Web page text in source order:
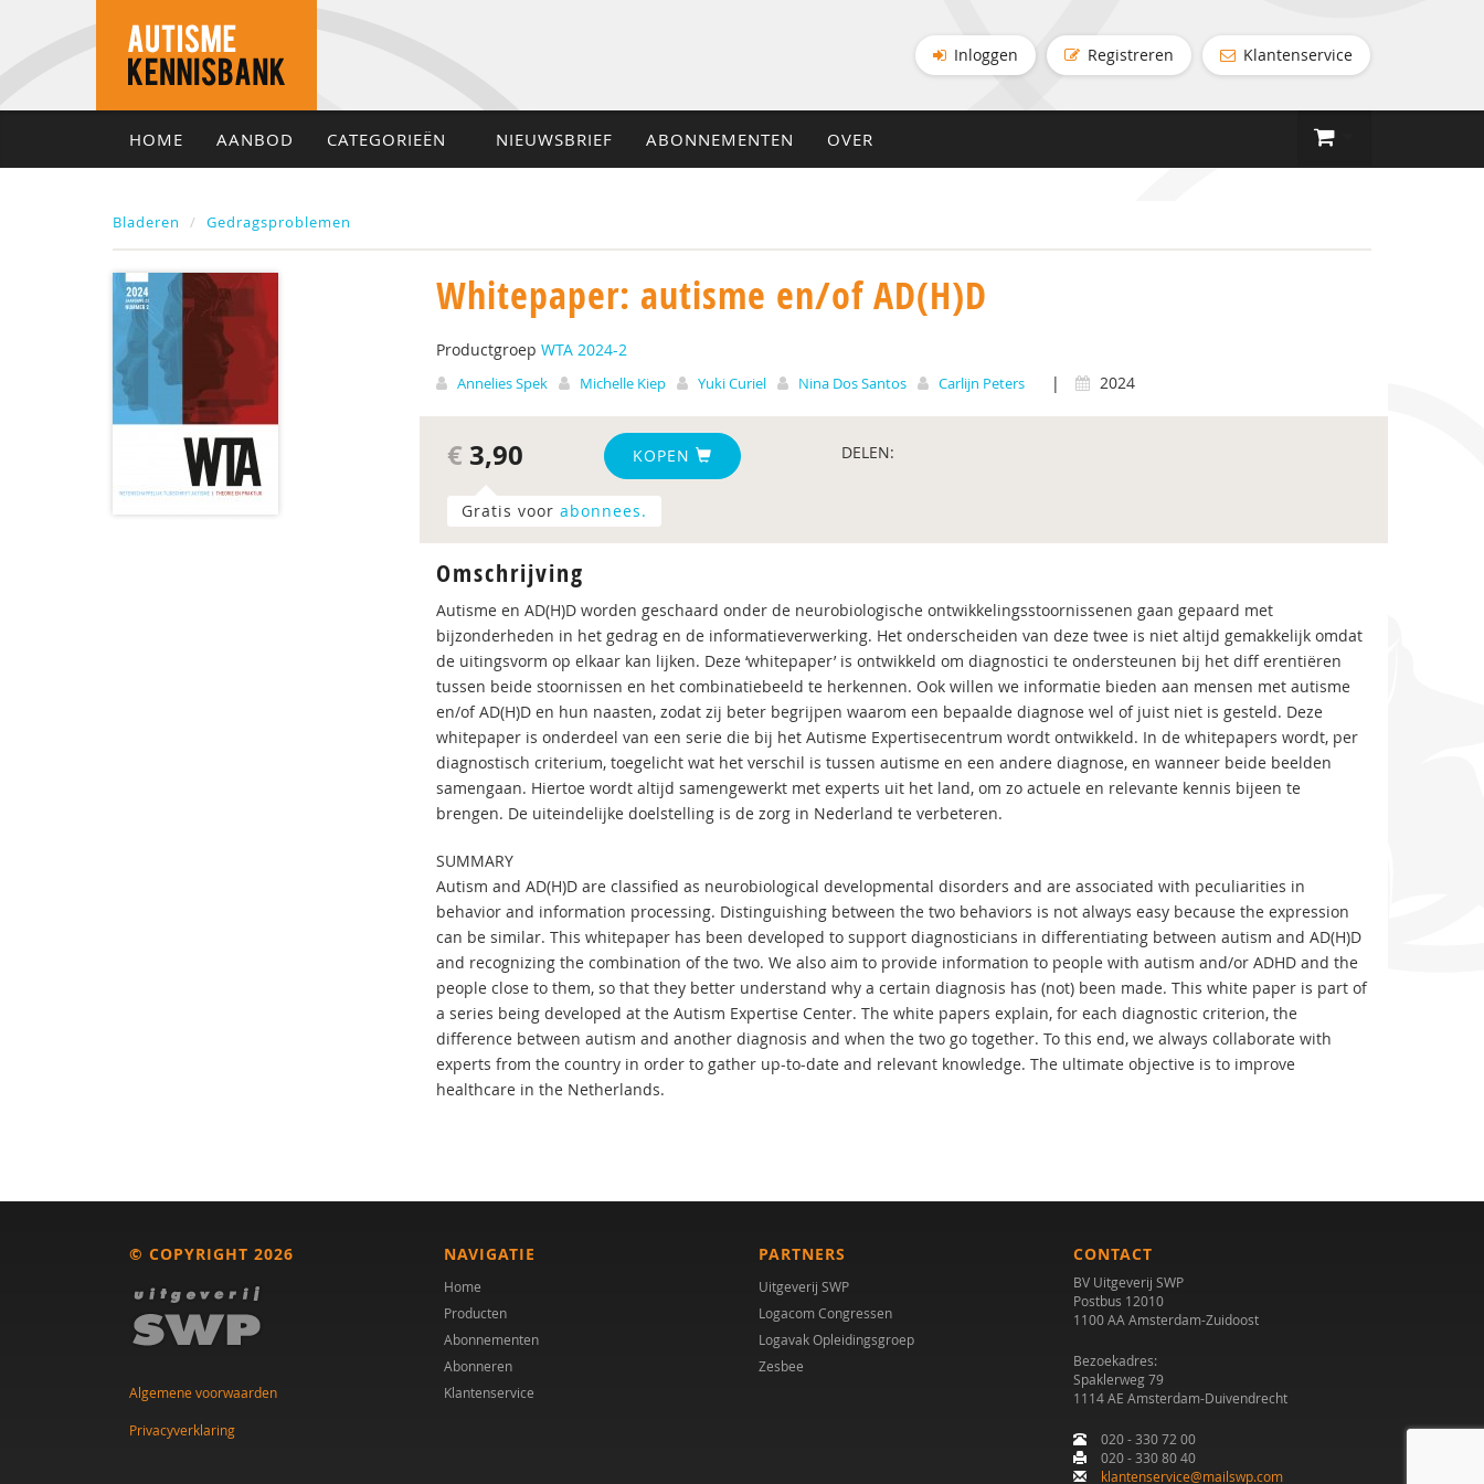
Inloggen Registreren Klantenservice
HOME AANBOD CATEGORIEËN NIEUWSBRIEF ABONNEMENTEN OVER
Bladeren Gedragsproblemen
Whitepaper: autisme en/of AD(H)D
Productgroep WTA 2024-2
Annelies Spek Michelle Kiep Yuki Curiel Nina Dos Santos Carlijn Peters | 2024
€ 3,90 KOPEN DELEN:
Gratis voor abonnees.
Omschrijving
Autisme en AD(H)D worden geschaard onder de neurobiologische ontwikkelingsstoornissenen gaan gepaard met
bijzonderheden in het gedrag en de informatieverwerking. Het onderscheiden van deze twee is niet altijd gemakkelijk omdat
de uitingsvorm op elkaar kan lijken. Deze ‘whitepaper’ is ontwikkeld om diagnostici te ondersteunen bij het diff erentiëren
tussen beide stoornissen en het combinatiebeeld te herkennen. Ook willen we informatie bieden aan mensen met autisme
en/of AD(H)D en hun naasten, zodat zij beter begrijpen waarom een bepaalde diagnose wel of juist niet is gesteld. Deze
whitepaper is onderdeel van een serie die bij het Autisme Expertisecentrum wordt ontwikkeld. In de whitepapers wordt, per
diagnostisch criterium, toegelicht wat het verschil is tussen autisme en een andere diagnose, en wanneer beide beelden
samengaan. Hiertoe wordt altijd samengewerkt met experts uit het land, om zo actuele en relevante kennis bijeen te
brengen. De uiteindelijke doelstelling is de zorg in Nederland te verbeteren.
SUMMARY
Autism and AD(H)D are classified as neurobiological developmental disorders and are associated with peculiarities in
behavior and information processing. Distinguishing between the two behaviors is not always easy because the expression
can be similar. This whitepaper has been developed to support diagnosticians in differentiating between autism and AD(H)D
and recognizing the combination of the two. We also aim to provide information to people with autism and/or ADHD and the
people close to them, so that they better understand why a certain diagnosis has (not) been made. This white paper is part of
a series being developed at the Autism Expertise Center. The white papers explain, for each diagnostic criterion, the
difference between autism and another diagnosis and when the two go together. To this end, we always collaborate with
experts from the country in order to gather up-to-date and relevant knowledge. The ultimate objective is to improve
healthcare in the Netherlands.
© COPYRIGHT 2026
Algemene voorwaarden
Privacyverklaring
NAVIGATIE
Home
Producten
Abonnementen
Abonneren
Klantenservice
PARTNERS
Uitgeverij SWP
Logacom Congressen
Logavak Opleidingsgroep
Zesbee
CONTACT
BV Uitgeverij SWP
Postbus 12010
1100 AA Amsterdam-Zuidoost
Bezoekadres:
Spaklerweg 79
1114 AE Amsterdam-Duivendrecht
020 - 330 72 00
020 - 330 80 40
klantenservice@mailswp.com